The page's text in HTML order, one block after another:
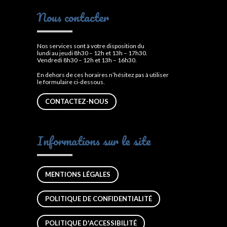
Nous contacter
Nos services sont à votre disposition du
lundi au jeudi 8h30 – 12h et 13h – 17h30.
Vendredi 8h30 – 12h et 13h – 16h30.
En dehors de ces horaires n’hésitez pas à utiliser
le formulaire ci-dessous.
CONTACTEZ-NOUS
Informations sur le site
MENTIONS LÉGALES
POLITIQUE DE CONFIDENTIALITÉ
POLITIQUE D'ACCESSIBILITÉ